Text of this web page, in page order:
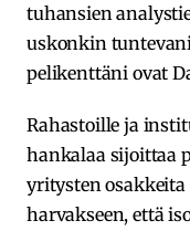
tuhansien
uskonkin
pelikenttäni ovat
Rahastoille ja
hankalaa sijoittaa
yritysten
harvakseen, että